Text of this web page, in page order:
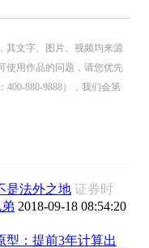
其文字、图片、视频均来源
使用作品的问题，请您优先
400-880-9888），我们会第
是法外之地 证券时
2018-09-18 08:54:20
型：提前3年计算出